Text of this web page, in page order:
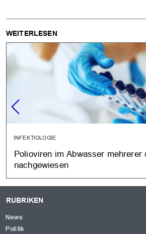
WEITERLESEN
INFEKTIOLOGIE
Polioviren im Abwasser mehrerer
nachgewiesen
RUBRIKEN
News
Politik